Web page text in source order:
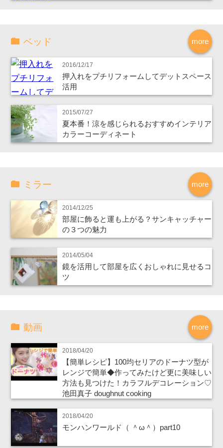
more
ベッド
2016/12/17
押入れをプチリフォームしてデットスペース
活用
2015/07/27
夏本番！涼を感じられるおすすめインテリア
カラーコーディネート
more
ミラー
2014/12/25
部屋に飾ると運も上がる？サンキャッチャー
の３つの魅力
2014/05/04
鏡を活用して部屋を広くおしゃれに見せるコ
ツ
more
動画
2018/04/20
【簡単レシピ】100均セリアのドーナツ型が
レンジで簡単◆作ってみたけど更に美味しい
方法も見つけた！カラフルデコレーション♡
池田真子 doughnut cooking
2018/04/20
モンハンワールド（ ＾ω＾）part10